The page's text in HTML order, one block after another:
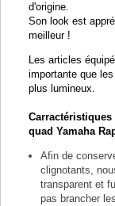
d'origine.
Son look est
meilleur !
Les articles
importante que
plus lumineux.
quad Yamaha
Afin de
clignotants,
transparent et
pas brancher